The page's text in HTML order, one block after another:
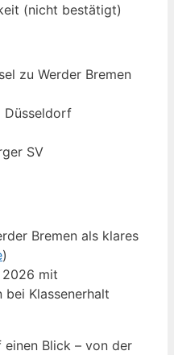
(nicht bestätigt)
zu Werder Bremen
Düsseldorf
SV
Bremen als klares
)
mit
Klassenerhalt
einen Blick – von der